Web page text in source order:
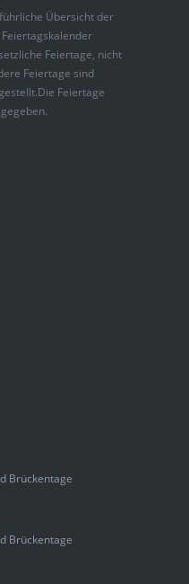
Übersicht der
Feiertage, nicht
Feiertage sind
Feiertage
Brückentage
Brückentage